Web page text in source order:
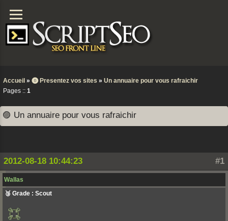
Accueil » ⓿ Presentez vos sites » Un annuaire pour vous rafraichir
Pages :: 1
🟣 Un annuaire pour vous rafraichir
#1
2012-08-18 10:44:23
Wallas
🥉 Grade : Scout